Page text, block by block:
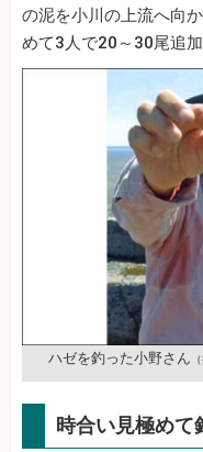
の泥を小川の上流へ向
めて3人で20～30尾追加
ハゼを釣った小野さん
時合い見極めて